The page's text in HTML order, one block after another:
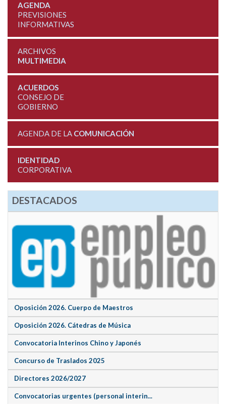
AGENDA
PREVISIONES
INFORMATIVAS
ARCHIVOS
MULTIMEDIA
ACUERDOS
CONSEJO DE
GOBIERNO
AGENDA DE LA COMUNICACIÓN
IDENTIDAD
CORPORATIVA
DESTACADOS
Oposición 2026. Cuerpo de Maestros
Oposición 2026. Cátedras de Música
Convocatoria Interinos Chino y Japonés
Concurso de Traslados 2025
Directores 2026/2027
Convocatorias urgentes (personal interin...